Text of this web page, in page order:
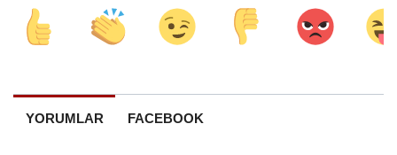
YORUMLAR FACEBOOK